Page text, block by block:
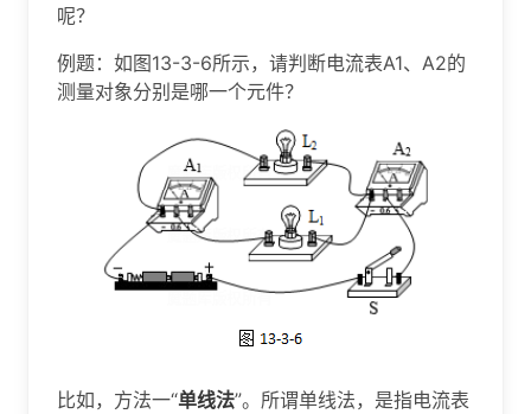
呢？
例题：如图13-3-6所示，请判断电流表A1、A2的
测量对象分别是哪一个元件？
比如，方法一“单线法”。所谓单线法，是指电流表